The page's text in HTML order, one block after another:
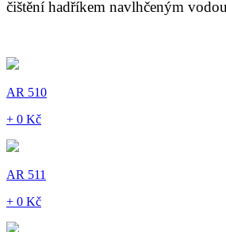
čištění hadříkem navlhčeným
AR 510
+ 0 Kč
AR 511
+ 0 Kč